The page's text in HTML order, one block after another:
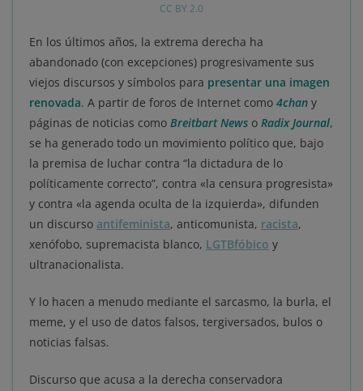
CC BY 2.0
En los últimos años, la extrema derecha ha
abandonado (con excepciones) progresivamente sus
viejos discursos y símbolos para presentar una imagen
renovada. A partir de foros de Internet como 4chan y
páginas de noticias como Breitbart News o Radix Journal,
se ha generado todo un movimiento político que, bajo
la premisa de luchar contra “la dictadura de lo
políticamente correcto”, contra «la censura progresista»
y contra «la agenda oculta de la izquierda», difunden
un discurso antifeminista, anticomunista, racista,
xenófobo, supremacista blanco, LGTBfóbico y
ultranacionalista.
Y lo hacen a menudo mediante el sarcasmo, la burla, el
meme, y el uso de datos falsos, tergiversados, bulos o
noticias falsas.
Discurso que acusa a la derecha conservadora